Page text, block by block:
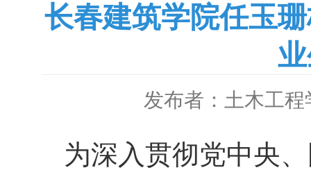
长春建筑学院任玉
发布者：土木工程
为深入贯彻党中央